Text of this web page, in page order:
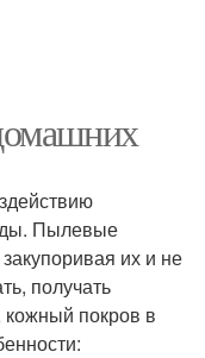
Пылевые
их и не
получать
кожный покров в